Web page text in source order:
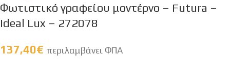
Φωτιστικό γραφείου μοντέρνο – Futura –
Ideal Lux – 272078
137,40€ περιλαμβάνει ΦΠΑ